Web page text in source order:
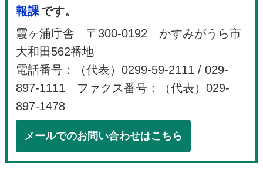
報課です。
霞ヶ浦庁舎 〒300-0192 かすみがうら市
大和田562番地
電話番号：（代表）0299-59-2111 / 029-
897-1111 ファクス番号：（代表）029-
897-1478
メールでのお問い合わせはこちら